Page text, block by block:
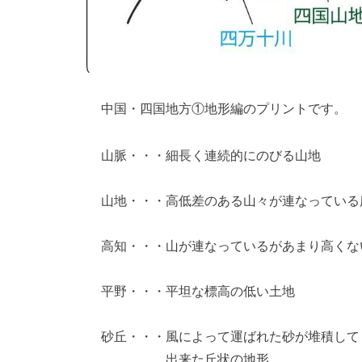
中国・四国地方①地形編のプリントです。
山脈・・・細長く連続的にのびる山地
山地・・・高低差のある山々が連なってい
高知・・・山が連なっているがあまり高く
平野・・・平坦な標高の低い土地
砂丘・・・風によって運ばれた砂が堆積して